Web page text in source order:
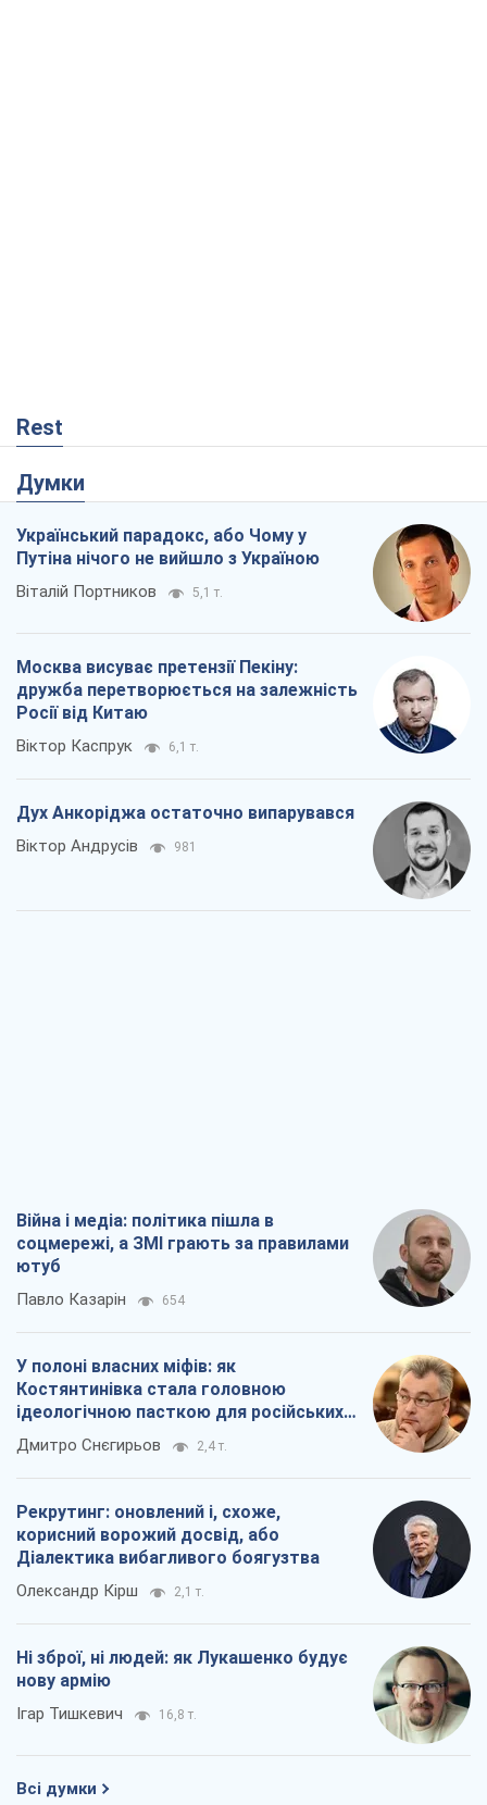
Rest
Думки
Український парадокс, або Чому у
Путіна нічого не вийшло з Україною
Віталій Портников 5,1 т.
Москва висуває претензії Пекіну:
дружба перетворюється на залежність
Росії від Китаю
Віктор Каспрук 6,1 т.
Дух Анкоріджа остаточно випарувався
Віктор Андрусів 981
Війна і медіа: політика пішла в
соцмережі, а ЗМІ грають за правилами
ютуб
Павло Казарін 654
У полоні власних міфів: як
Костянтинівка стала головною
ідеологічною пасткою для російських
окупантів
Дмитро Снєгирьов 2,4 т.
Рекрутинг: оновлений і, схоже,
корисний ворожий досвід, або
Діалектика вибагливого боягузтва
Олександр Кірш 2,1 т.
Ні зброї, ні людей: як Лукашенко будує
нову армію
Ігар Тишкевич 16,8 т.
Всі думки